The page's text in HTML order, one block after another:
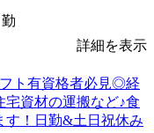
詳細を表示